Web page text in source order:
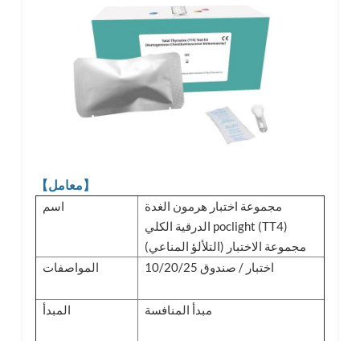
【معامل】
اسم
مجموعة اختبار هرمون الغدة
الدرقية الكلي poclight (TT4)
مجموعة الاختبار (التلألؤ المناعي)
المواصفات
10/20/25 اختبار / صندوق
المبدأ مبدأ المنافسة